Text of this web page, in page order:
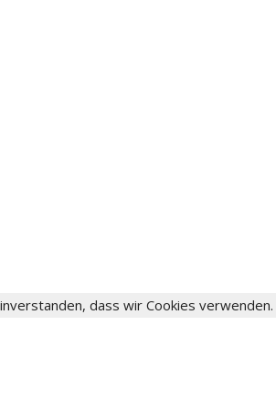
dass wir Cookies verwenden.